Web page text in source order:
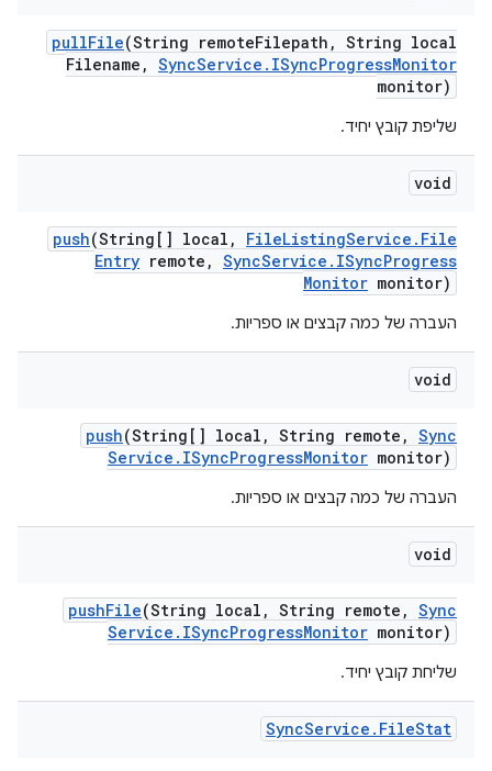
pullFile(String remoteFilepath , String local
Filename , SyncService . ISyncProgressMonitor
monitor)
שליפת קובץ יחיד.
void
push(String[] local , FileListingService . File
Entry remote , SyncService . ISyncProgress
Monitor monitor)
העברה של כמה קבצים או ספריות.
void
push(String[] local , String remote , Sync
Service . ISyncProgressMonitor monitor)
העברה של כמה קבצים או ספריות.
void
pushFile(String local , String remote , Sync
Service . ISyncProgressMonitor monitor)
שליחת קובץ יחיד.
SyncService . FileStat